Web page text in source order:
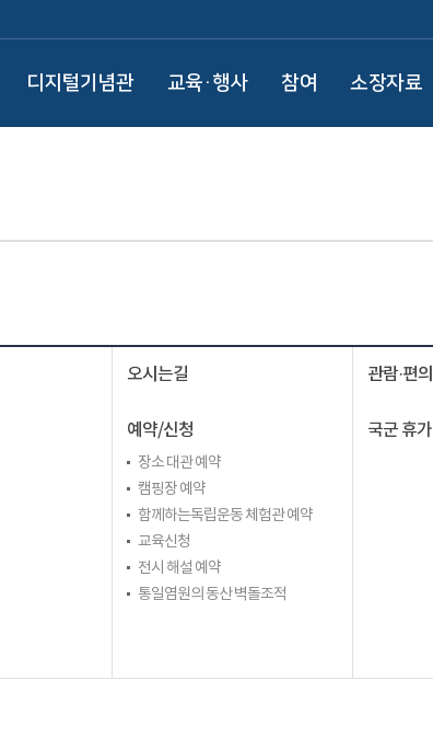
디지털기념관 교육·행사 참여 소장자료
오시는길 관람·편
예약/신청
장소 대관 예약
캠핑장 예약
함께하는독립운동 체험관 예약
교육신청
전시 해설 예약
통일염원의 동산 벽돌조적
국군 휴